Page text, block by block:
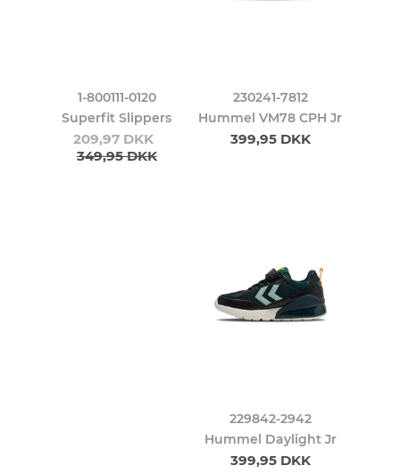
1-800111-0120
Superfit Slippers
209,97 DKK
349,95 DKK
230241-7812
Hummel VM78 CPH Jr
399,95 DKK
229842-2942
Hummel Daylight Jr
399,95 DKK